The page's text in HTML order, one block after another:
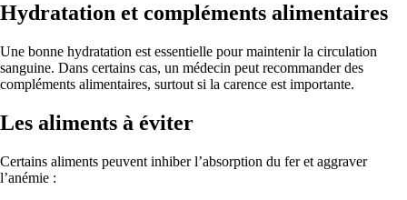
Hydratation et compléments alimentaires
Une bonne hydratation est essentielle pour maintenir la circulation
sanguine. Dans certains cas, un médecin peut recommander des
compléments alimentaires, surtout si la carence est importante.
Les aliments à éviter
Certains aliments peuvent inhiber l’absorption du fer et aggraver
l’anémie :